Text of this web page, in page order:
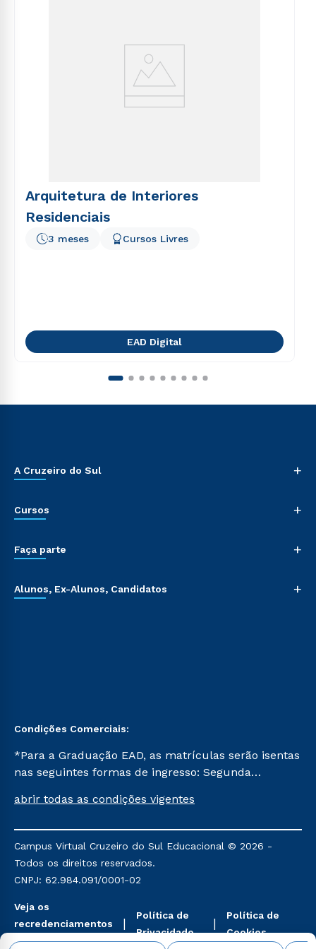
Arquitetura de Interiores
Residenciais
3 meses Cursos Livres
EAD Digital
A Cruzeiro do Sul +
Cursos +
Faça parte +
Alunos, Ex-Alunos, Candidatos +
Condições Comerciais:
*Para a Graduação EAD, as matrículas serão isentas
nas seguintes formas de ingresso: Segunda
Já para as demais, a taxa de matrícula será de R$
mencionadas são referentes aos cursos: Ensino
Religioso, Geografia para a Docência e Metodologia
do Ensino de História: Questões Atuais.
abrir todas as condições vigentes
Campus Virtual Cruzeiro do Sul Educacional © 2026 -
Todos os direitos reservados.
CNPJ: 62.984.091/0001-02
Veja os
recredenciamentos
aqui
Política de
Privacidade
Política de
Cookies